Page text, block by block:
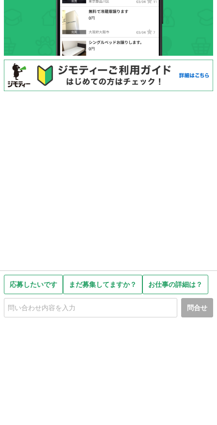
応募したいです まだ募集してますか？ お仕事の詳細は？
問合せ